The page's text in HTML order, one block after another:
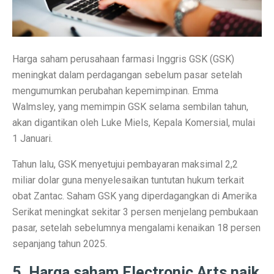
Ramalan Zodiak Libra dan Scorpio 2 Oktober 2025:
Ramalan Jawa: 7 Weton Siap Bawa Kekayaan di
Semua Weton Jawa Beruntung! Energi Rezeki
Cara Pintar Memilih Tenor KPR dengan Bunga
Ketua Freeport Berbicara Proyeksi Produksi Katoda
Angkutan Barang Udara Menurun, Harga Tinggi Jadi
Pemprov Jabar Jamin Rp 50 Triliun BGN Tetap di
Saham Ayam Goreng Salim (FAST) Melonjak Dua
Ramalan Zodiak Aquarius dan Pisces 2 Oktober 2025:
Harga saham perusahaan farmasi Inggris GSK (GSK)
meningkat dalam perdagangan sebelum pasar setelah
mengumumkan perubahan kepemimpinan. Emma
Walmsley, yang memimpin GSK selama sembilan tahun,
akan digantikan oleh Luke Miels, Kepala Komersial, mulai
1 Januari.
Tahun lalu, GSK menyetujui pembayaran maksimal 2,2
miliar dolar guna menyelesaikan tuntutan hukum terkait
obat Zantac. Saham GSK yang diperdagangkan di Amerika
Serikat meningkat sekitar 3 persen menjelang pembukaan
pasar, setelah sebelumnya mengalami kenaikan 18 persen
sepanjang tahun 2025.